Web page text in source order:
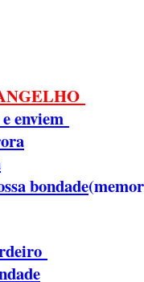
enviem
bondade